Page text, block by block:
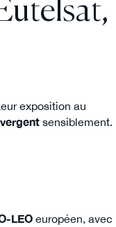
exposition au
sensiblement.
LEO européen, avec